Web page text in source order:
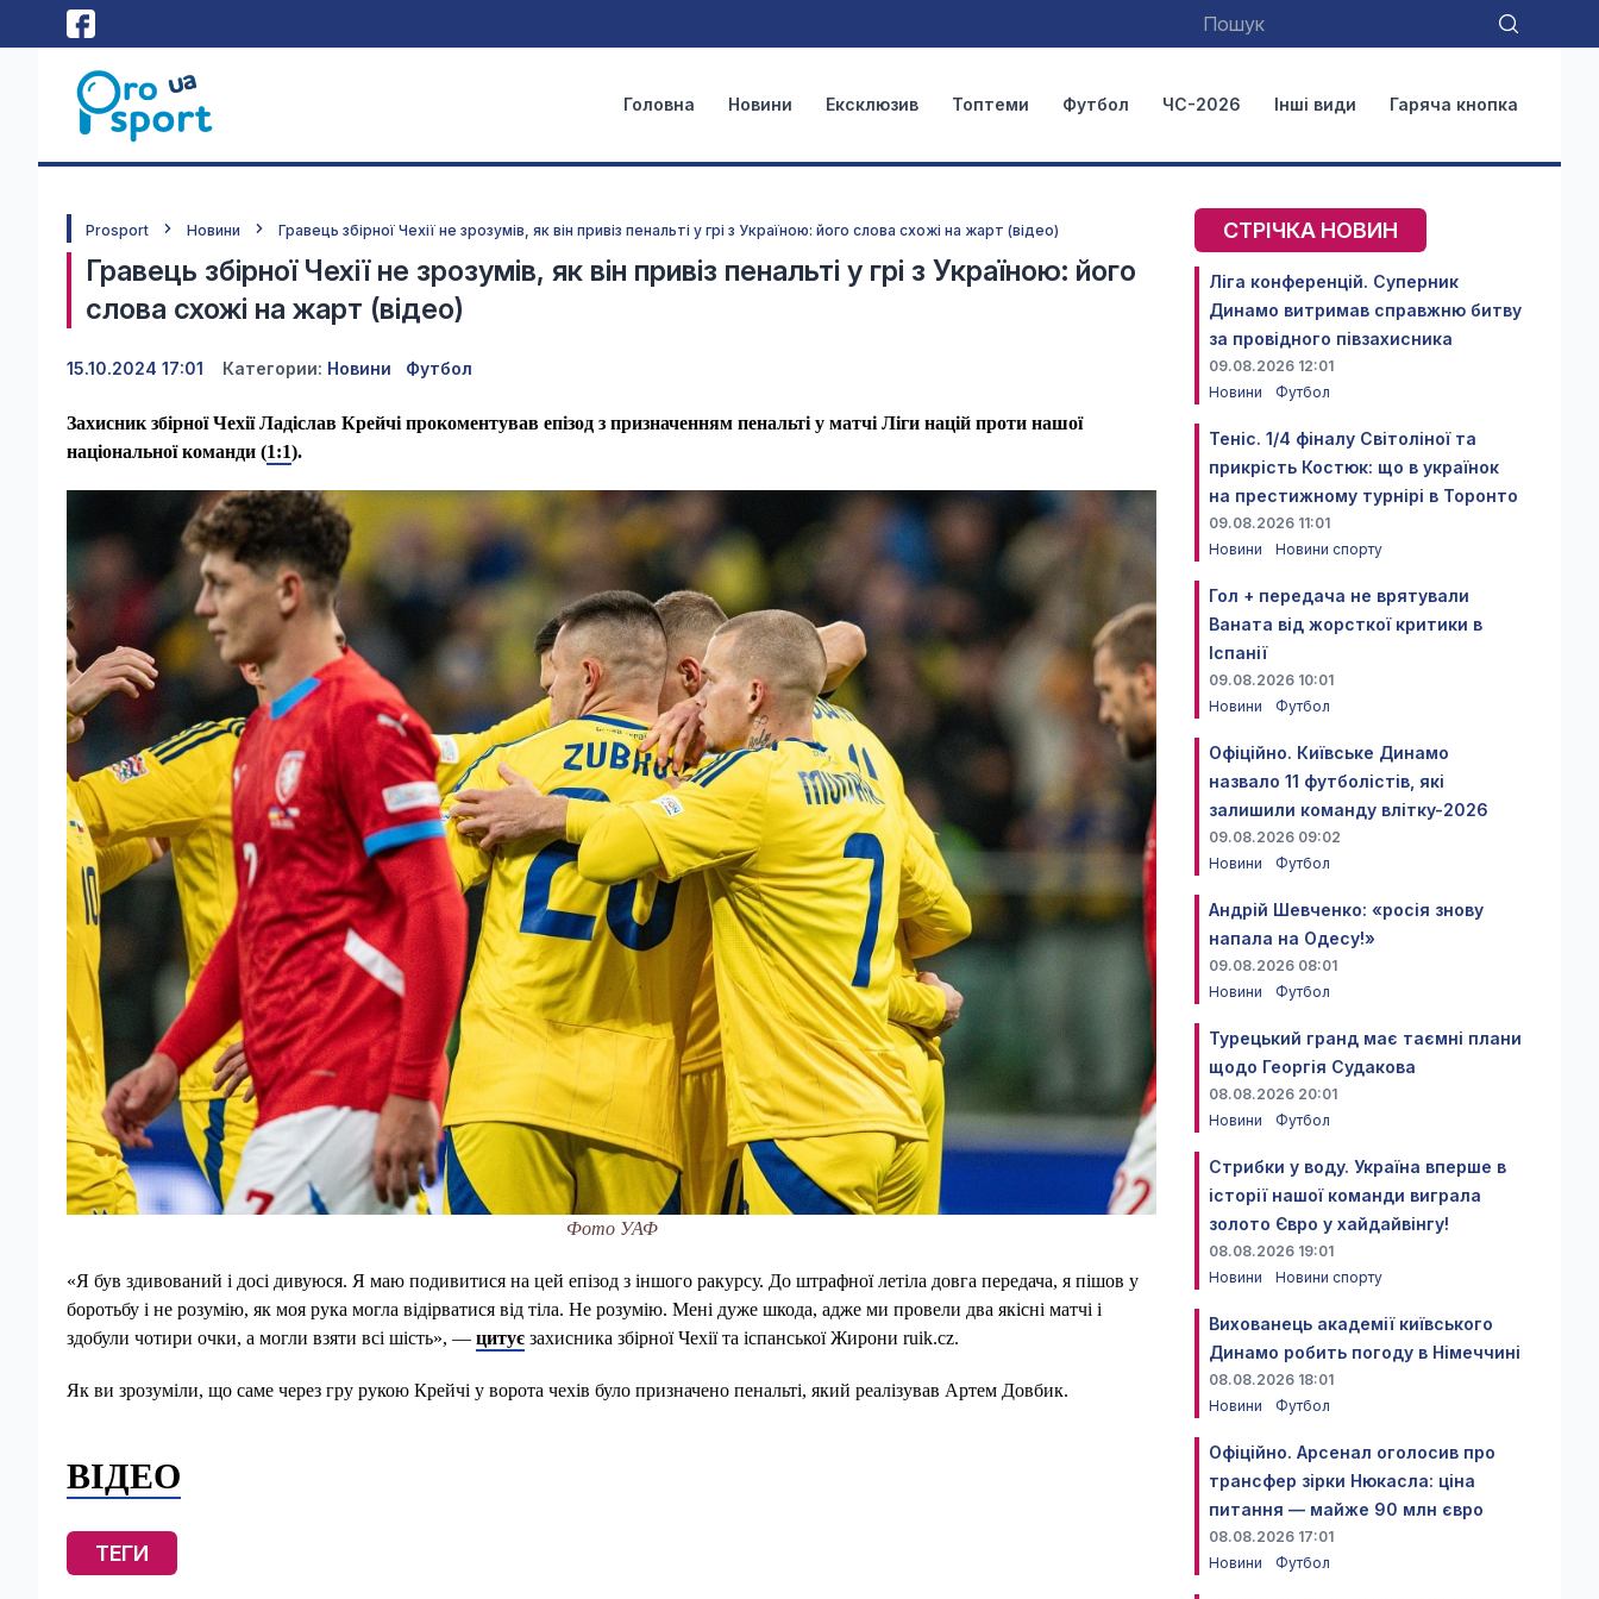
Головна Новини Ексклюзив Топтеми Футбол ЧС-2026 Інші види Гаряча кнопка
Prosport Новини Гравець збірної Чехії не зрозумів, як він привіз пенальті у грі з Україною: його слова схожі на жарт (відео)
Гравець збірної Чехії не зрозумів, як він привіз пенальті у грі з Україною: його
слова схожі на жарт (відео)
15.10.2024 17:01 Категории: Новини Футбол
Захисник збірної Чехії Ладіслав Крейчі прокоментував епізод з призначенням пенальті у матчі Ліги націй проти нашої
національної команди (1:1).
Фото УАФ
«Я був здивований і досі дивуюся. Я маю подивитися на цей епізод з іншого ракурсу. До штрафної летіла довга передача, я пішов у
боротьбу і не розумію, як моя рука могла відірватися від тіла. Не розумію. Мені дуже шкода, адже ми провели два якісні матчі і
здобули чотири очки, а могли взяти всі шість», — цитує захисника збірної Чехії та іспанської Жирони ruik.cz.
Як ви зрозуміли, що саме через гру рукою Крейчі у ворота чехів було призначено пенальті, який реалізував Артем Довбик.
ВІДЕО
ТЕГИ
СТРІЧКА НОВИН
Ліга конференцій. Суперник
Динамо витримав справжню битву
за провідного півзахисника
09.08.2026 12:01
Новини
Футбол
Теніс. 1/4 фіналу Світоліної та
прикрість Костюк: що в українок
на престижному турнірі в Торонто
09.08.2026 11:01
Новини
Новини спорту
Гол + передача не врятували
Ваната від жорсткої критики в
Іспанії
09.08.2026 10:01
Новини
Футбол
Офіційно. Київське Динамо
назвало 11 футболістів, які
залишили команду влітку-2026
09.08.2026 09:02
Новини
Футбол
Андрій Шевченко: «росія знову
напала на Одесу!»
09.08.2026 08:01
Новини
Футбол
Турецький гранд має таємні плани
щодо Георгія Судакова
08.08.2026 20:01
Новини
Футбол
Стрибки у воду. Україна вперше в
історії нашої команди виграла
золото Євро у хайдайвінгу!
08.08.2026 19:01
Новини
Новини спорту
Вихованець академії київського
Динамо робить погоду в Німеччині
08.08.2026 18:01
Новини
Футбол
Офіційно. Арсенал оголосив про
трансфер зірки Нюкасла: ціна
питання — майже 90 млн євро
08.08.2026 17:01
Новини
Футбол